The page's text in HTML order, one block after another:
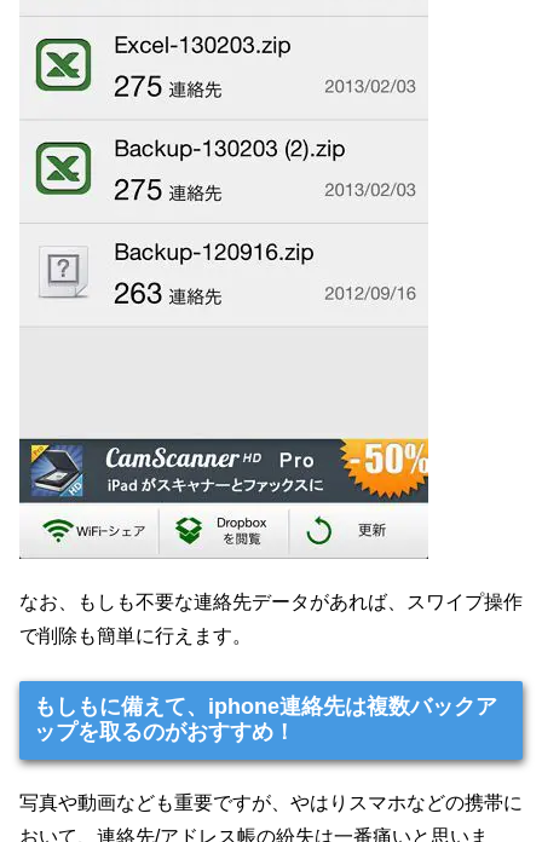
なお、もしも不要な連絡先データがあれば、スワイプ操作
で削除も簡単に行えます。
もしもに備えて、iphone連絡先は複数バックア
ップを取るのがおすすめ！
写真や動画なども重要ですが、やはりスマホなどの携帯に
おいて、連絡先/アドレス帳の紛失は一番痛いと思いま